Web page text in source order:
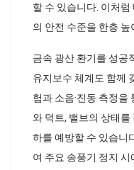
할 수 있습니다. 이처
의 안전 수준을 한층 높
금속 광산 환기를 성공
유지보수 체계도 함께
험과 소음·진동 측정을
와 덕트, 밸브의 상태를
하를 예방할 수 있습니
여 주요 송풍기 정지